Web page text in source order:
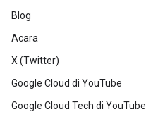
Blog
Acara
X (Twitter)
Google Cloud di YouTube
Google Cloud Tech di YouTube